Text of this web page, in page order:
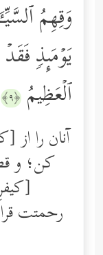
وَقِهِمُ
یَوۡمَىِٕذࣲ
ٱلۡعَظِیمُ ﴿٩﴾
كن؛ و
رحمتت